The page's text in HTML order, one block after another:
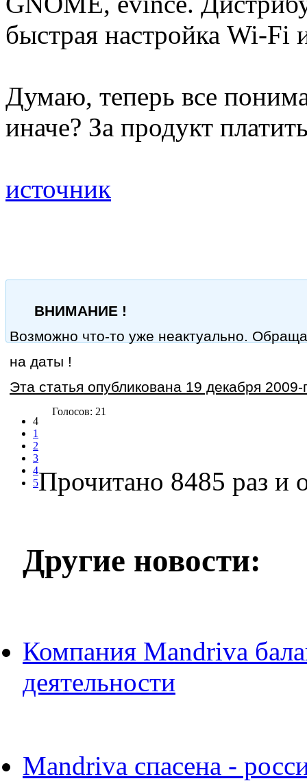
быстрая настройка Wi-Fi
Думаю, теперь все
иначе? За продукт
источник
ВНИМАНИЕ !
Возможно что-то уже неактуально.
на даты !
Эта статья опубликована 19 декабря 2009-
4
1
2
3
4
5
Голосов: 21
Прочитано 8485 раз и
Другие новости:
Компания Mandriva
деятельности
Mandriva спасена -